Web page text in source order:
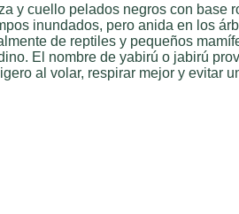
y cuello pelados negros con base
inundados, pero anida en los
de reptiles y pequeños
El nombre de yabirú o jabirú
al volar, respirar mejor y evitar